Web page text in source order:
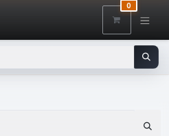
0